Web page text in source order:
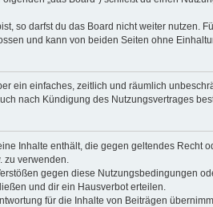
so darfst du das Board nicht weiter nutzen.
und kann von beiden Seiten ohne
ein einfaches, zeitlich und räumlich
nach Kündigung des Nutzungsvertrages
Inhalte enthält, die gegen geltendes
verwenden.
gegen diese Nutzungsbedingungen
und dir ein Hausverbot erteilen.
für die Inhalte von Beiträgen